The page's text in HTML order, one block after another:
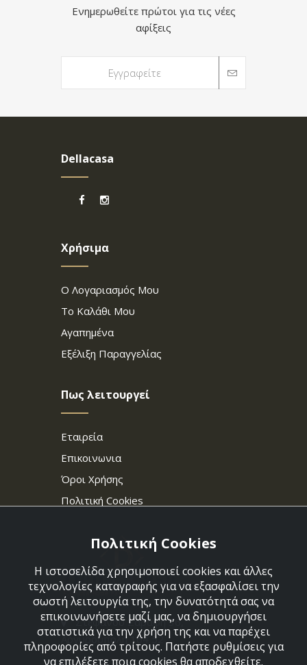
Ενημερωθείτε πρώτοι για τις νέες
αφίξεις
Dellacasa
Χρήσιμα
Ο Λογαριασμός Μου
Το Καλάθι Μου
Αγαπημένα
Εξέλιξη Παραγγελίας
Πως λειτουργεί
Εταιρεία
Επικοινωνια
Όροι Χρήσης
Πολιτική Cookies
Στεφάνου Σαράφη 36,
Αργυρούπολη 164 52
Πολιτική Cookies
Η ιστοσελίδα χρησιμοποιεί cookies και άλλες
τεχνολογίες καταγραφής για να εξασφαλίσει την
σωστή λειτουργία της, την δυνατότητά σας να
επικοινωνήσετε μαζί μας, να δημιουργήσει
στατιστικά για την χρήση της και να παρέχει
πληροφορίες από τρίτους. Πατήστε ρυθμίσεις για
να επιλέξετε ποια cookies θα αποδεχθείτε.